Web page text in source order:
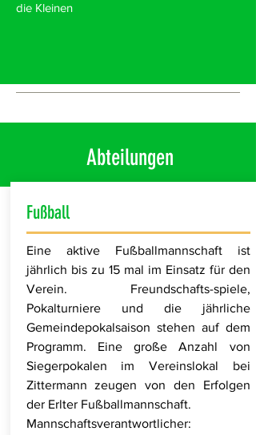
die Kleinen
Abteilungen
Fußball
Eine aktive Fußballmannschaft ist
jährlich bis zu 15 mal im Einsatz für den
Verein. Freundschafts-spiele,
Pokalturniere und die jährliche
Gemeindepokalsaison stehen auf dem
Programm. Eine große Anzahl von
Siegerpokalen im Vereinslokal bei
Zittermann zeugen von den Erfolgen
der Erlter Fußballmannschaft.
Mannschaftsverantwortlicher: